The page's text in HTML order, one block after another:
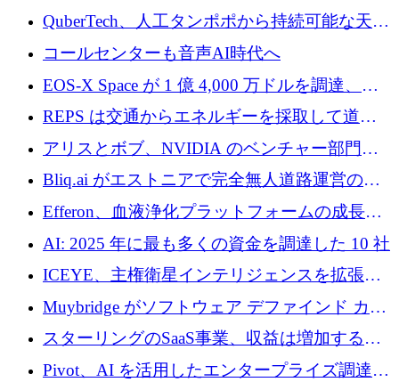
る: イノベーション リーダーが Nexus
Luxembourg 2026 に集まる理由
QuberTech、人工タンポポから持続可能な天然
ゴムを開発するために 340 万ポンドを調達
コールセンターも音声AI時代へ
EOS-X Space が 1 億 4,000 万ドルを調達、
Mistral が Emmi AI を買収、Bliq がエストニア
での完全無人道路運営を承認
REPS は交通からエネルギーを採取して道路
を発電所に変えるために 2,360 万ドルを調達
アリスとボブ、NVIDIA のベンチャー部門か
らの投資でシリーズ B を拡大
Bliq.ai がエストニアで完全無人道路運営の承
認を獲得
Efferon、血液浄化プラットフォームの成長に
250万ユーロを確保
AI: 2025 年に最も多くの資金を調達した 10 社
ICEYE、主権衛星インテリジェンスを拡張す
るために 3 億ユーロの信用枠を確保
Muybridge がソフトウェア デファインド カメ
ラ テクノロジーを拡張するためにシリーズ A
で 1,600 万ドルを調達
スターリングのSaaS事業、収益は増加するも
グループ利益は減少
Pivot、AI を活用したエンタープライズ調達プ